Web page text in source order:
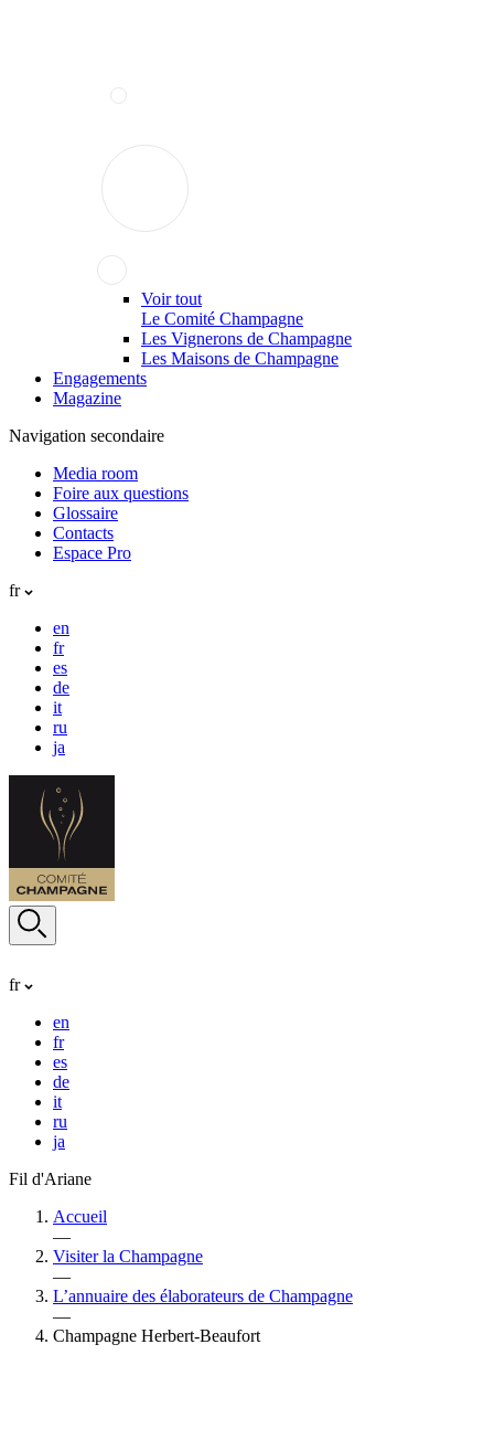
Voir tout
Le Comité Champagne
Les Vignerons de Champagne
Les Maisons de Champagne
Engagements
Magazine
Navigation secondaire
Media room
Foire aux questions
Glossaire
Contacts
Espace Pro
fr
en
fr
es
de
it
ru
ja
fr
en
fr
es
de
it
ru
ja
Fil d'Ariane
Accueil
—
Visiter la Champagne
—
L’annuaire des élaborateurs de Champagne
—
Champagne Herbert-Beaufort